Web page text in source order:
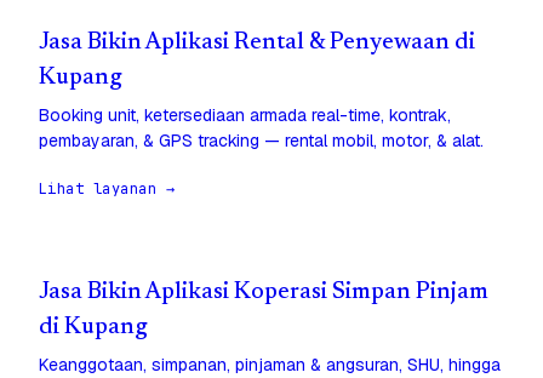
Jasa Bikin Aplikasi Rental & Penyewaan di
Kupang
Booking unit, ketersediaan armada real-time, kontrak,
pembayaran, & GPS tracking — rental mobil, motor, & alat.
Lihat layanan →
Jasa Bikin Aplikasi Koperasi Simpan Pinjam
di Kupang
Keanggotaan, simpanan, pinjaman & angsuran, SHU, hingga